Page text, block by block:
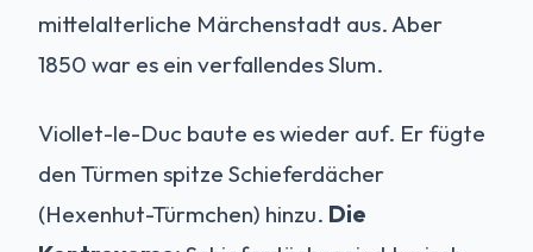
mittelalterliche Märchenstadt aus. Aber
1850 war es ein verfallendes Slum.
Viollet-le-Duc baute es wieder auf. Er fügte
den Türmen spitze Schieferdächer
(Hexenhut-Türmchen) hinzu. Die